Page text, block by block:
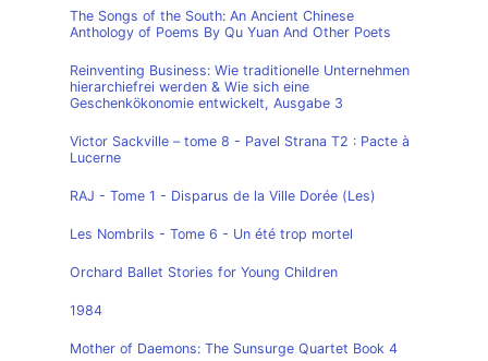
The Songs of the South: An Ancient Chinese
Anthology of Poems By Qu Yuan And Other Poets
Reinventing Business: Wie traditionelle Unternehmen
hierarchiefrei werden & Wie sich eine
Geschenkökonomie entwickelt, Ausgabe 3
Victor Sackville – tome 8 - Pavel Strana T2 : Pacte à
Lucerne
RAJ - Tome 1 - Disparus de la Ville Dorée (Les)
Les Nombrils - Tome 6 - Un été trop mortel
Orchard Ballet Stories for Young Children
1984
Mother of Daemons: The Sunsurge Quartet Book 4